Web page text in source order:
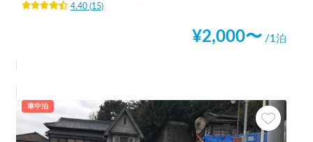
4.40(15)
¥2,000〜 /1泊
車中泊